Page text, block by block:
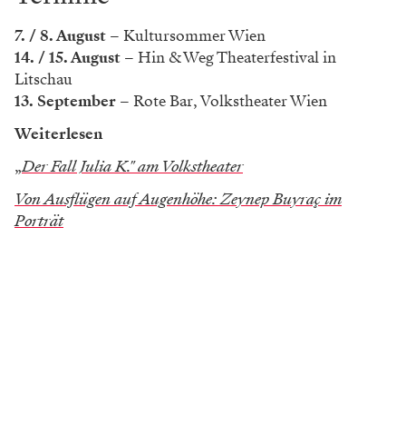
7. / 8. August – Kultursommer Wien
14. / 15. August – Hin & Weg Theaterfestival in
Litschau
13. September – Rote Bar, Volkstheater Wien
Weiterlesen
„Der Fall Julia K." am Volkstheater
Von Ausflügen auf Augenhöhe: Zeynep Buyraç im
Porträt